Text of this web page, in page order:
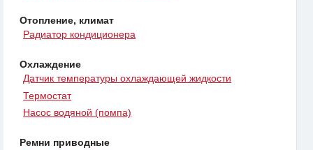
Отопление, климат
Радиатор кондиционера
Охлаждение
Датчик температуры охлаждающей жидкости
Термостат
Насос водяной (помпа)
Ремни приводные